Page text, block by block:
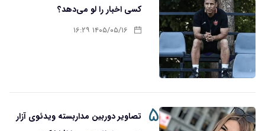
کسی اخبار را لو می‌دهد؟
۱۴۰۵/۰۵/۱۶ ۱۶:۲۹
۵
تصاویر دوربین مداربسته ویدئوی آزار